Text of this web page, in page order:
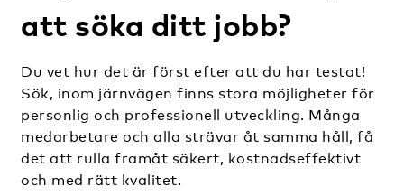
att söka ditt jobb?
Du vet hur det är först efter att du har testat!
Sök, inom järnvägen finns stora möjligheter för
personlig och professionell utveckling. Många
medarbetare och alla strävar åt samma håll, få
det att rulla framåt säkert, kostnadseffektivt
och med rätt kvalitet.